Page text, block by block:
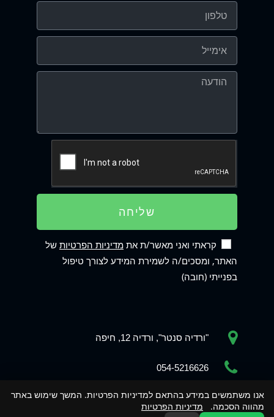
שליחה
קראתי ואני מאשר/ת את מדיניות הפרטיות של
האתר, ומסכים/ה לשמירת המידע לצורך טיפול
בפנייתי (חובה)
"ורדיה סנטר", ורדיה 12, חיפה
054-5216626
shavit.diet@gmail.com
אנו משתמשים במידע בהתאם למדיניות הפרטיות. המשך שימוש באתר
מהווה הסכמה. מדיניות הפרטיות